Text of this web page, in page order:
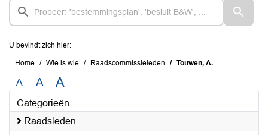
U bevindt zich hier:
Home Wie is wie Raadscommissieleden Touwen, A.
A A A
Categorieën
Raadsleden